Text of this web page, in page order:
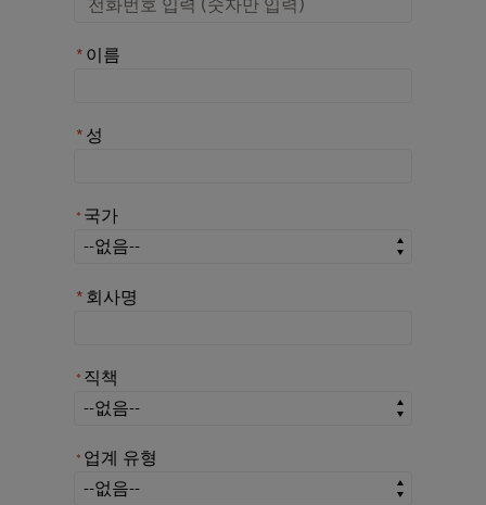
*이름
*성
* 국가
국가
*회사명
* 직책
직책
* 업계 유형
업계 유형